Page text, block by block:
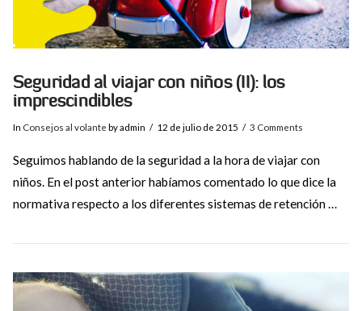
Seguridad al viajar con niños (II): los
imprescindibles
In Consejos al volante by admin 12 de julio de 2015 3 Comments
Seguimos hablando de la seguridad a la hora de viajar con
niños. En el post anterior habíamos comentado lo que dice la
normativa respecto a los diferentes sistemas de retención …